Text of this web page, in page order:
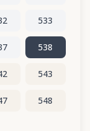
533
538
543
548